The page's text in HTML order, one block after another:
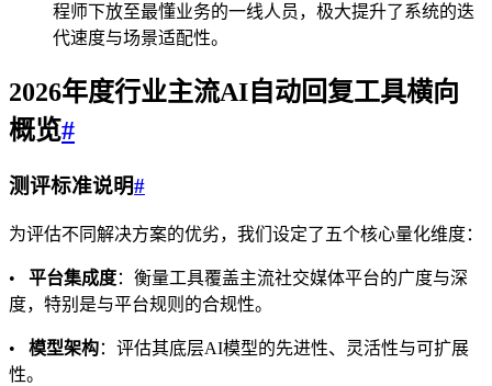
程师下放至最懂业务的一线人员，极大提升了系统的迭
代速度与场景适配性。
2026年度行业主流AI自动回复工具横向
概览#
测评标准说明#
为评估不同解决方案的优劣，我们设定了五个核心量化维度：
• 平台集成度：衡量工具覆盖主流社交媒体平台的广度与深
度，特别是与平台规则的合规性。
• 模型架构：评估其底层AI模型的先进性、灵活性与可扩展
性。